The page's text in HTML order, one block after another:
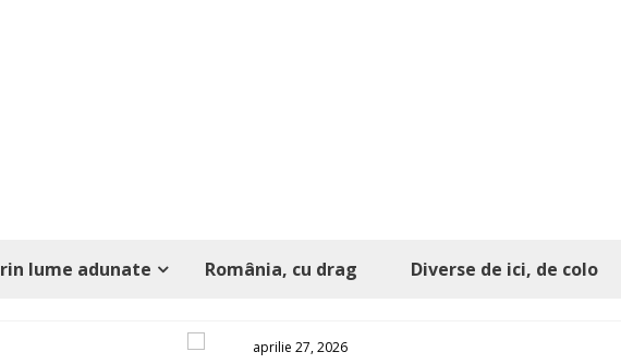
lume adunate România, cu drag Diverse de ici, de colo
aprilie 27, 2026